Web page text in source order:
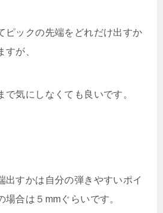
ピックの先端をどれだけ出すか
すが、
気にしなくても良いです。
出すかは自分の弾きやすいポイ
場合は５mmぐらいです。